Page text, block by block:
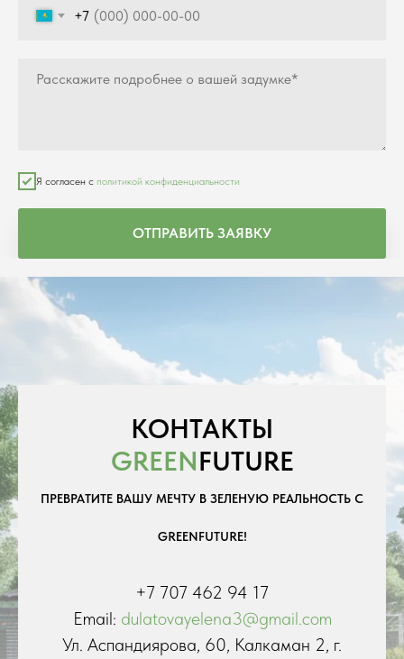
+7
Я согласен с политикой конфиденциальности
ОТПРАВИТЬ ЗАЯВКУ
КОНТАКТЫ
GREENFUTURE
ПРЕВРАТИТЕ ВАШУ МЕЧТУ В ЗЕЛЕНУЮ РЕАЛЬНОСТЬ С
GREENFUTURE!
+7 707 462 94 17
Email: dulatovayelena3@gmail.com
Ул. Аспандиярова, 60, Калкаман 2, г.